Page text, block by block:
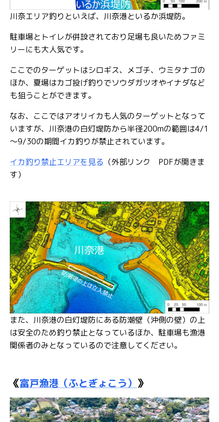
川奈エリア釣りといえば、川奈港といるか浜堤防。
駐車場とトイレが併設されており足場も良いためファミ
リーにも大人気です。
ここでのターゲットはシロギス、メゴチ、ウミタナゴの
ほか、夏場はカゴ投げ釣りでソウダガツオやイナダなど
も狙うことができます。
なお、ここではアオリイカも人気のターゲットとなって
いますが、川奈港の白灯堤防から半径200mの範囲は4/1
～9/30の期間イカ釣りが禁止されています。
イカ釣り禁止エリアを見る （外部リンク PDFが開きま
す）
また、川奈港の白灯堤防にある防潮壁（沖側の壁）の上
は安全のため釣り禁止となっているほか、駐車場も漁港
関係者のみとなっているので注意してください。
《富戸漁港（ふとぎょこう） 》